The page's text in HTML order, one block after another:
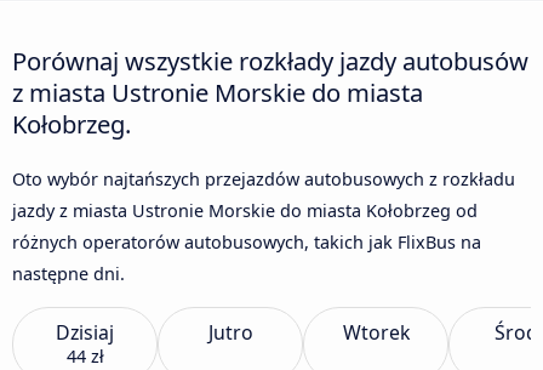
Porównaj wszystkie rozkłady jazdy autobusów
z miasta Ustronie Morskie do miasta
Kołobrzeg.
Oto wybór najtańszych przejazdów autobusowych z rozkładu
jazdy z miasta Ustronie Morskie do miasta Kołobrzeg od
różnych operatorów autobusowych, takich jak FlixBus na
następne dni.
Dzisiaj
44 zł
Jutro Wtorek